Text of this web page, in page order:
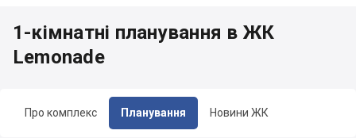
Про комплекс Планування Новини ЖК
1-кімнатні планування в ЖК
Lemonade